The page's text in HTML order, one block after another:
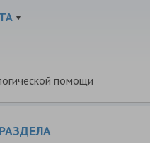
помощи